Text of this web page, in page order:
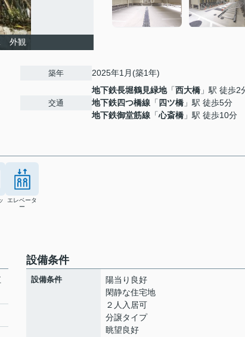
外観
築年 2025年1月(築1年)
交通
地下鉄長堀鶴見緑地「西大橋 」駅 徒歩2
地下鉄四つ橋線 「 四ツ橋 」駅 徒歩5分
地下鉄御堂筋線 「心斎橋 」駅 徒歩10分
エレベータ
ー
設備条件
設備条件
陽当り良好
閑静な住宅地
２人入居可
分譲タイプ
眺望良好